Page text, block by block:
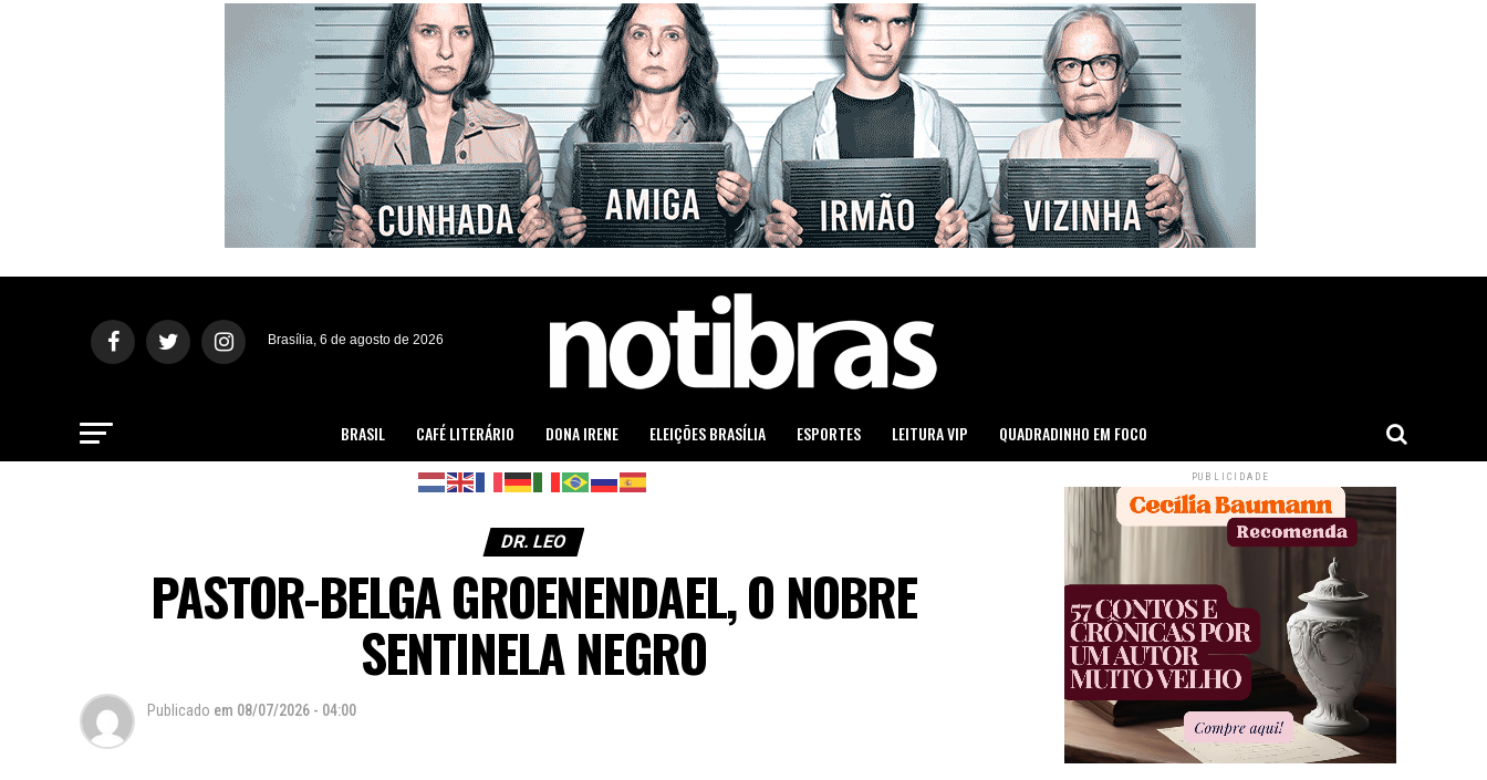
Brasília, 6 de agosto de 2026
BRASIL CAFÉ LITERÁRIO DONA IRENE ELEIÇÕES BRASÍLIA ESPORTES LEITURA VIP QUADRADINHO EM FOCO
DR. LEO
PASTOR-BELGA GROENENDAEL, O NOBRE
SENTINELA NEGRO
Publicado em 08/07/2026 - 04:00
PUBLICIDADE